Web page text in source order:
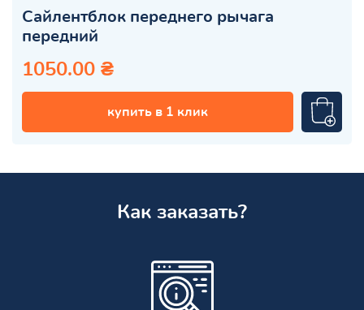
Сайлентблок переднего рычага
передний
1050.00 ₴
купить в 1 клик
Как заказать?